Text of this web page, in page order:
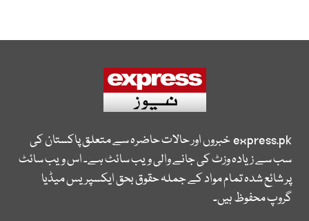
express.pkخبروں اور حالات حاضرہ سے متعلق پاکستان کی
سب سے زیادہ وزٹ کی جانے والی ویب سائٹ ہے۔ اس ویب سائٹ
پر شائع شدہ تمام مواد کے جملہ حقوق بحق ایکسپریس میڈیا
گروپ محفوظ ہیں۔